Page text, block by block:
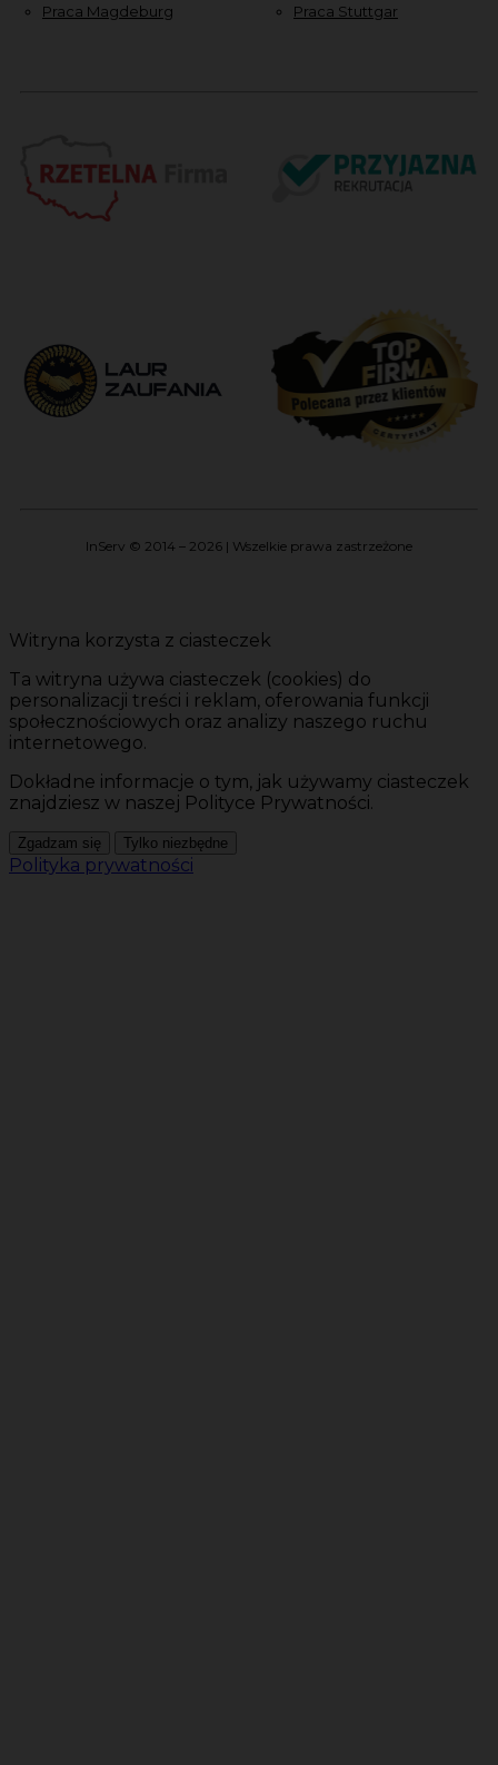
Praca Magdeburg
Praca Stuttgar
InServ © 2014 – 2026 | Wszelkie prawa zastrzeżone
Witryna korzysta z ciasteczek
Ta witryna używa ciasteczek (cookies) do
personalizacji treści i reklam, oferowania funkcji
społecznościowych oraz analizy naszego ruchu
internetowego.
Dokładne informacje o tym, jak używamy ciasteczek
znajdziesz w naszej Polityce Prywatności.
Zgadzam się Tylko niezbędne
Polityka prywatności